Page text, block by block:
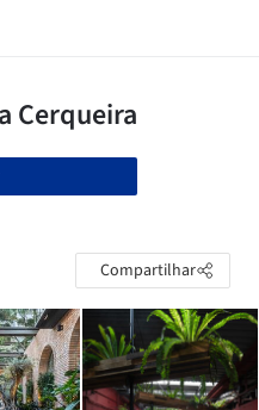
Compartilhar